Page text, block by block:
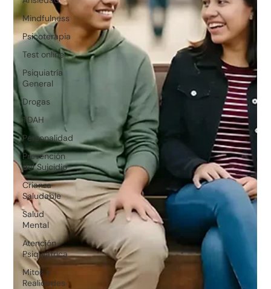
Mindfulness
Psicoterapia
Test online
Psiquiatría
General
Drogas
TDAH
Personalidad
Prevención
del Suicidio
Crianza
Saludable
Salud
Mental
Atención
Psiquiátrica
Mitos y
Realidades